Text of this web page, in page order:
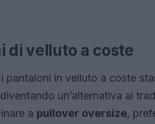
di velluto a coste
pantaloni in velluto a coste
un’alternativa ai
a pullover oversize,